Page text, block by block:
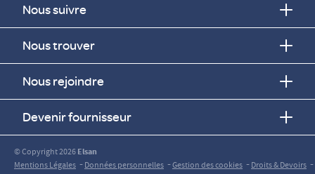
Nous suivre
Nous trouver
Nous rejoindre
Devenir fournisseur
© Copyright 2026Elsan
Mentions Légales -Données personnelles -Gestion des cookies -Droits & Devoirs -